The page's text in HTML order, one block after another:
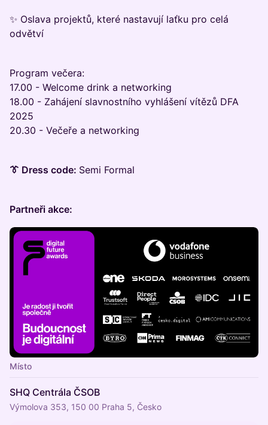
✨ Oslava projektů, které nastavují laťku pro celá
odvětví
Program večera:
17.00 - Welcome drink a networking
18.00 - Zahájení slavnostního vyhlášení vítězů DFA
2025
20.30 - Večeře a networking
👔 Dress code: Semi Formal
Partneři akce:
Místo
SHQ Centrála ČSOB
Výmolova 353, 150 00 Praha 5, Česko